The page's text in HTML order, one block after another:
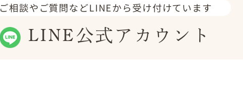
ご相談やご質問などLINEから受け付けています
LINE公式アカウント